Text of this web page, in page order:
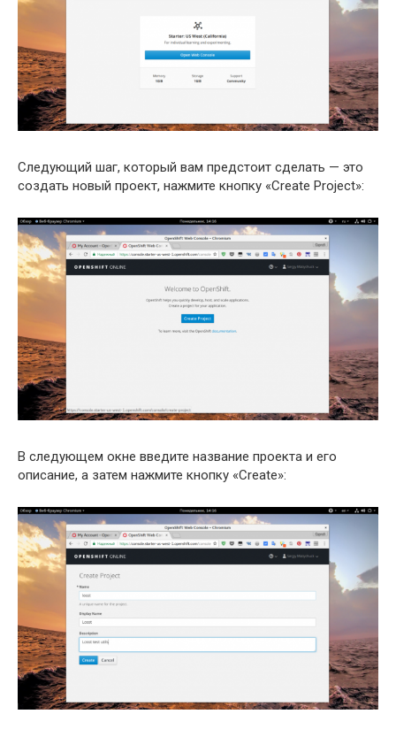
Следующий шаг, который вам предстоит сделать — это
создать новый проект, нажмите кнопку «Create Project»:
В следующем окне введите название проекта и его
описание, а затем нажмите кнопку «Create»: